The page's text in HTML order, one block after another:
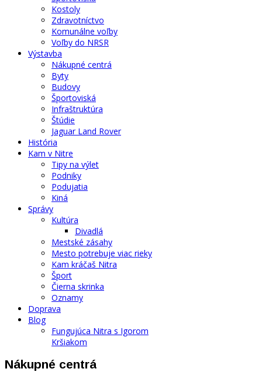
Kostoly
Zdravotníctvo
Komunálne voľby
Voľby do NRSR
Výstavba
Nákupné centrá
Byty
Budovy
Športoviská
Infraštruktúra
Štúdie
Jaguar Land Rover
História
Kam v Nitre
Tipy na výlet
Podniky
Podujatia
Kiná
Správy
Kultúra
Divadlá
Mestské zásahy
Mesto potrebuje viac rieky
Kam kráčaš Nitra
Šport
Čierna skrinka
Oznamy
Doprava
Blog
Fungujúca Nitra s Igorom
Kršiakom
Nákupné centrá